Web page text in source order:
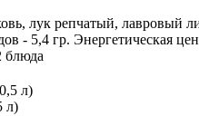
лук репчатый, лавровый
- 5,4 гр. Энергетическая
блюда
л)